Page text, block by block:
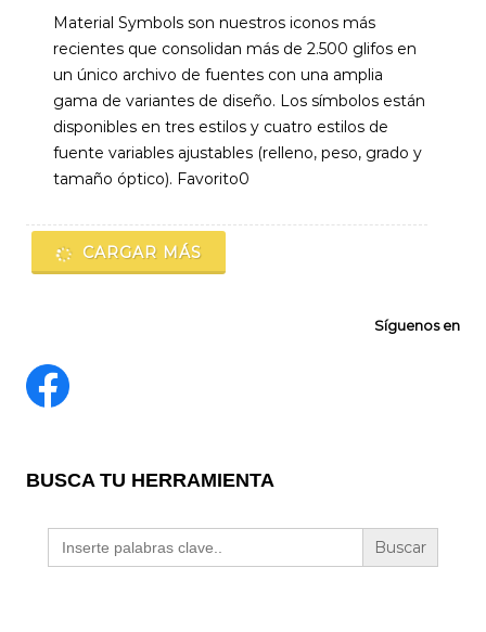
Material Symbols son nuestros iconos más
recientes que consolidan más de 2.500 glifos en
un único archivo de fuentes con una amplia
gama de variantes de diseño. Los símbolos están
disponibles en tres estilos y cuatro estilos de
fuente variables ajustables (relleno, peso, grado y
tamaño óptico). Favorito0
CARGAR MÁS
Síguenos en
BUSCA TU HERRAMIENTA
Buscar: